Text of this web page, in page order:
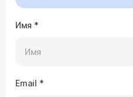
Игоревна
правила намного
нормальной менструации.
24.04.2025 Екатерина,
Имя *
Email *